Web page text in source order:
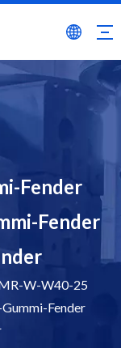
Fender
Fender
W-W40-25
Fender